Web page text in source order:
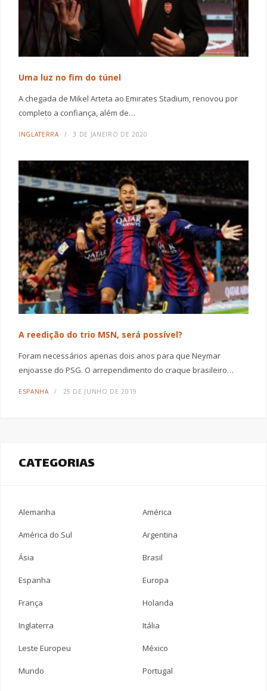
Uma luz no fim do túnel
A chegada de Mikel Arteta ao Emirates Stadium, renovou por
completo a confiança, além de…
INGLATERRA 3 DE JANEIRO DE 2020
A reedição do trio MSN, será possível?
Foram necessários apenas dois anos para que Neymar
enjoasse do PSG. O arrependimento do craque brasileiro…
ESPANHA 25 DE JUNHO DE 2019
CATEGORIAS
Alemanha América
América do Sul Argentina
Ásia Brasil
Espanha Europa
França Holanda
Inglaterra Itália
Leste Europeu México
Mundo Portugal